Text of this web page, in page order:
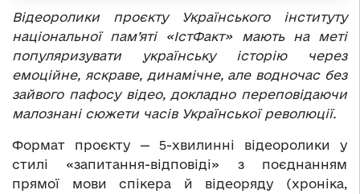
Відеоролики проєкту Українського інституту
національної пам’яті «ІстФакт» мають на меті
популяризувати українську історію через
емоційне, яскраве, динамічне, але водночас без
зайвого пафосу відео, докладно переповідаючи
малознані сюжети часів Української революції.
Формат проєкту — 5-хвилинні відеоролики у
стилі «запитання-відповіді» з поєднанням
прямої мови спікера й відеоряду (хроніка,